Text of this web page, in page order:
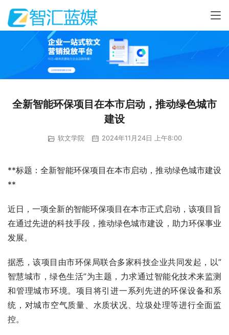
全新智能环保项目在本市启动，推动绿色城市
建设
软文学院 2024年11月24日 上午8:00
**标题：全新智能环保项目在本市启动，推动绿色城市建设
**
近日，一项全新的智能环保项目在本市正式启动，该项目旨
在通过先进的科技手段，推动绿色城市建设，助力环保事业
发展。
据悉，该项目由市环保局联合多家科技企业共同发起，以”
智慧城市，绿色生活”为主题，力求通过智能化技术来监测
和管理城市环境。项目将引进一系列先进的环保设备和系
统，对城市空气质量、水质状况、垃圾处理等进行全面监
控。